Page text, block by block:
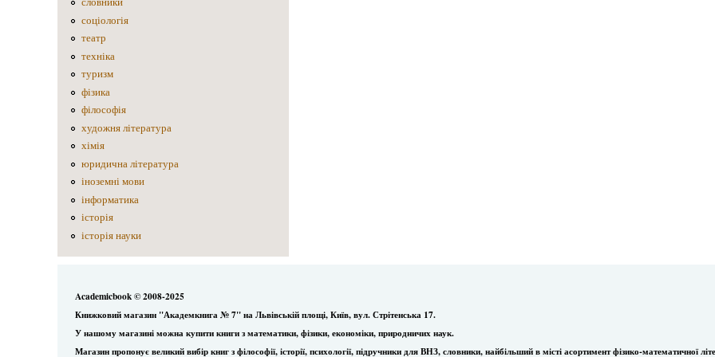
соціологія
театр
техніка
туризм
фізика
філософія
художня література
хімія
юридична література
іноземні мови
інформатика
історія
історія науки
Academicbook © 2008-2025
Книжковий магазин "Академкнига № 7" на Львівській площі, Київ, вул. Стрітенська 17.
У нашому магазині можна купити книги з математики, фізики, економіки, природничих наук.
Магазин пропонує великий вибір книг з філософії, історії, психології, підручники для ВНЗ, словники, найбільший в місті асортимент фізико-математичної